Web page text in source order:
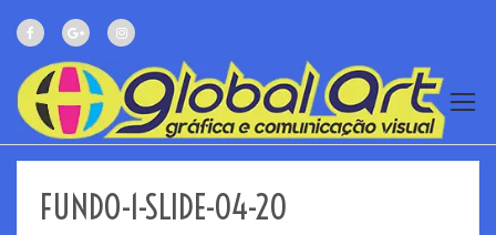
FUNDO-1-SLIDE-04-20